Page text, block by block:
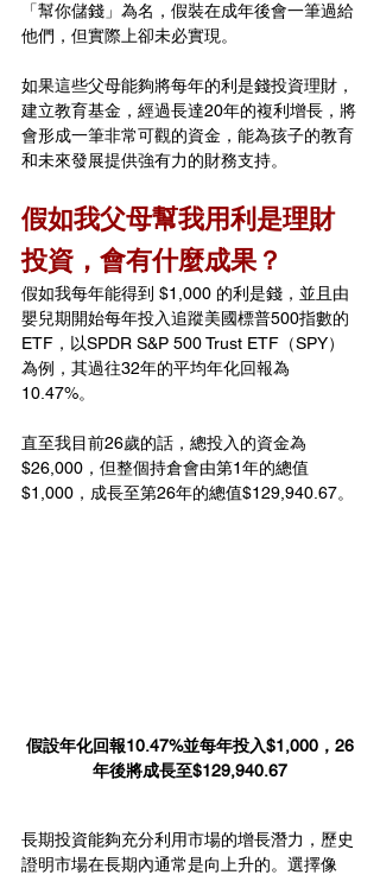
「幫你儲錢」為名，假裝在成年後會一筆過給
他們，但實際上卻未必實現。
如果這些父母能夠將每年的利是錢投資理財，
建立教育基金，經過長達20年的複利增長，將
會形成一筆非常可觀的資金，能為孩子的教育
和未來發展提供強有力的財務支持。
假如我父母幫我用利是理財
投資，會有什麼成果？
假如我每年能得到 $1,000 的利是錢，並且由
嬰兒期開始每年投入追蹤美國標普500指數的
ETF，以SPDR S&P 500 Trust ETF（SPY）
為例，其過往32年的平均年化回報為
10.47%。
直至我目前26歲的話，總投入的資金為
$26,000，但整個持倉會由第1年的總值
$1,000，成長至第26年的總值$129,940.67。
假設年化回報10.47%並每年投入$1,000，26
年後將成長至$129,940.67
長期投資能夠充分利用市場的增長潛力，歷史
證明市場在長期內通常是向上升的。選擇像